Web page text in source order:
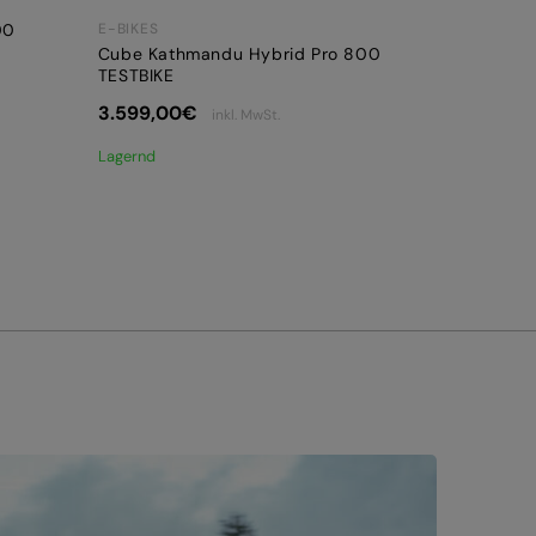
E-BIKES
Cube Kathmandu Hybrid Pro 800
TESTBIKE
3.599,00€ inkl. MwSt.
Lagernd